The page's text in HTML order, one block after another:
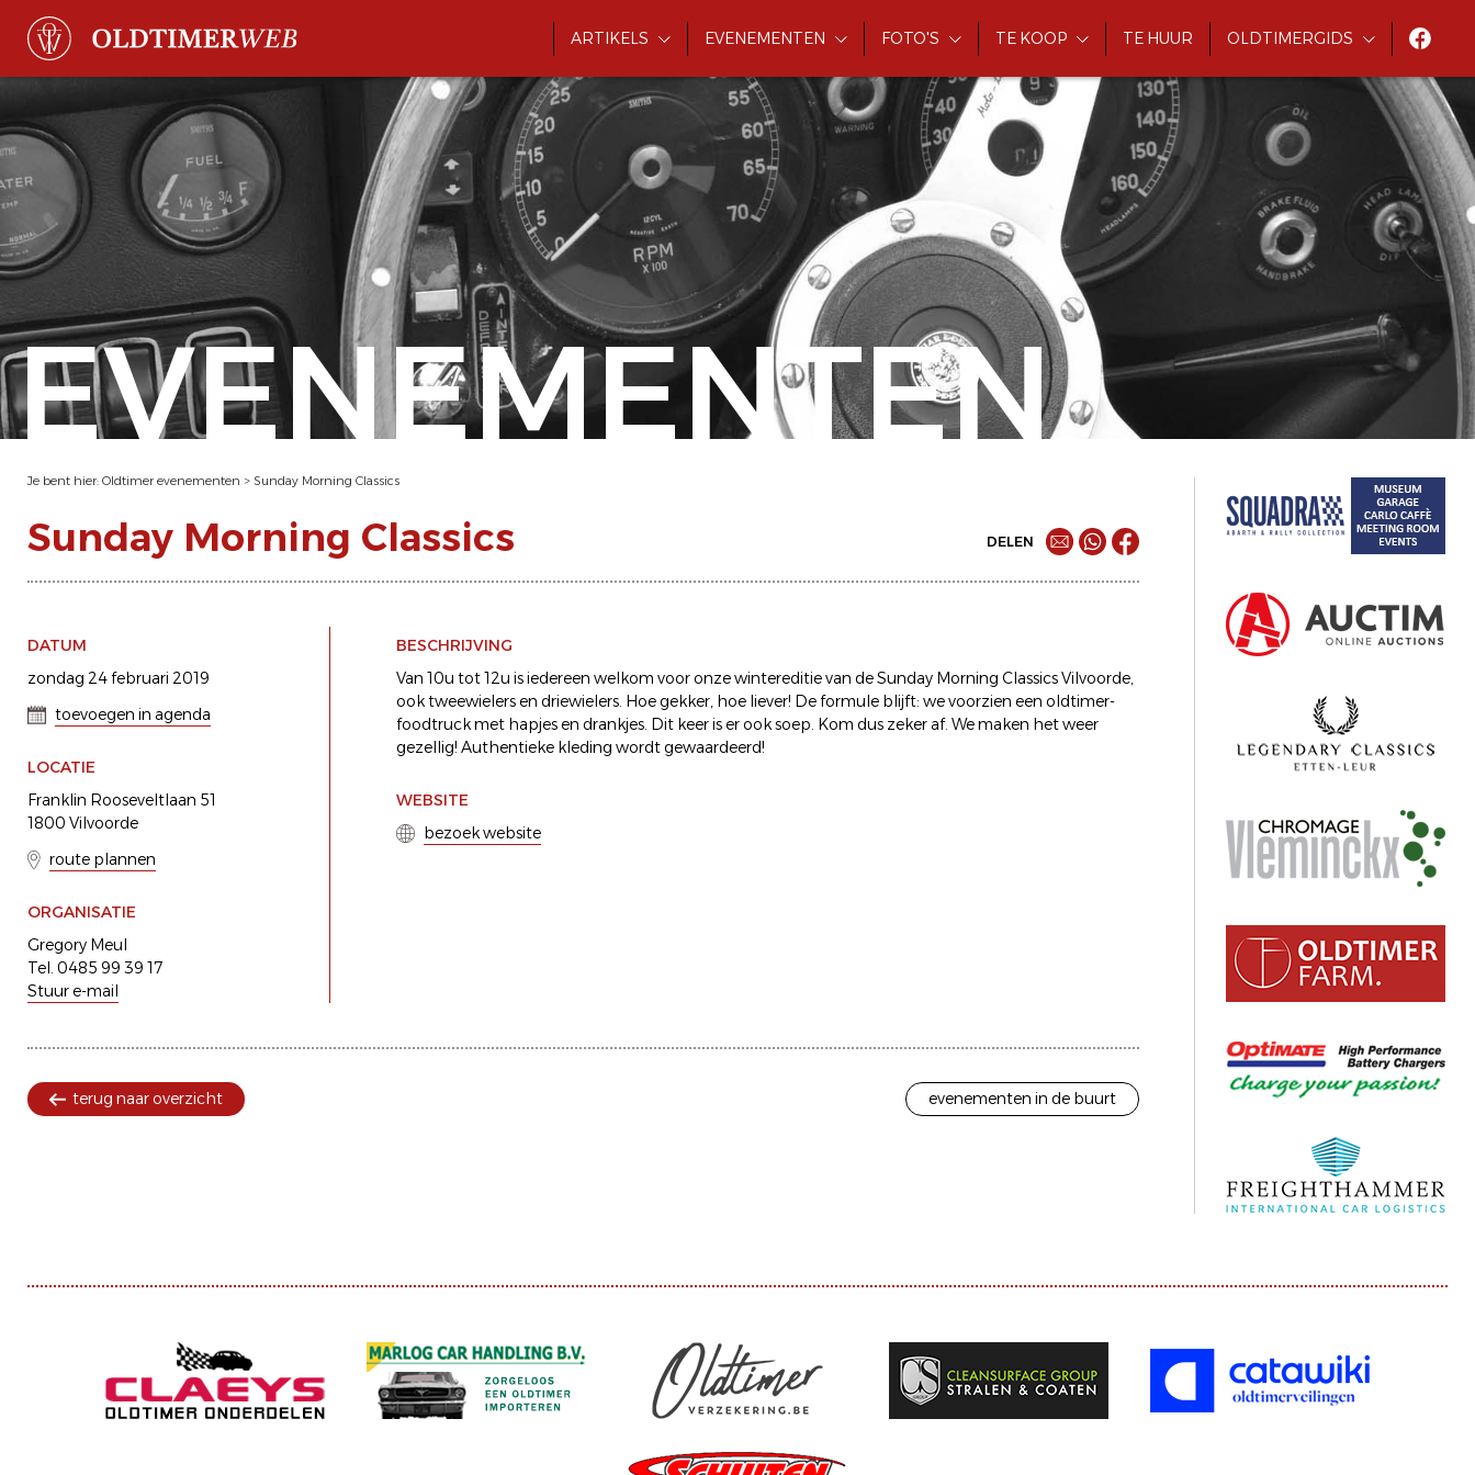
ARTIKELS EVENEMENTEN FOTO'S TE KOOP TE HUUR OLDTIMERGIDS
EVENEMENTEN
Je bent hier: Oldtimer evenementen > Sunday Morning Classics
Sunday Morning Classics DELEN
DATUM
zondag 24 februari 2019
toevoegen in agenda
LOCATIE
Franklin Rooseveltlaan 51
1800 Vilvoorde
route plannen
ORGANISATIE
Gregory Meul
Tel. 0485 99 39 17
Stuur e-mail
BESCHRIJVING
Van 10u tot 12u is iedereen welkom voor onze wintereditie van de Sunday Morning Classics Vilvoorde,
ook tweewielers en driewielers. Hoe gekker, hoe liever! De formule blijft: we voorzien een oldtimer-
foodtruck met hapjes en drankjes. Dit keer is er ook soep. Kom dus zeker af. We maken het weer
gezellig! Authentieke kleding wordt gewaardeerd!
WEBSITE
bezoek website
terug naar overzicht evenementen in de buurt